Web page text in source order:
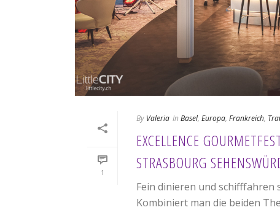
1
By Valeria In Basel, Europa, Frankreich,
EXCELLENCE
STRASBOURG
Fein dinieren und schifffahren
Kombiniert man die beiden